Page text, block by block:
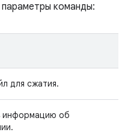
команды:
для сжатия.
информацию об